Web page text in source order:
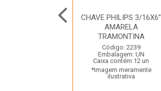
CHAVE PHILIPS 3/16X6”
AMARELA
TRAMONTINA
Código: 2239
Embalagem: UN
Caixa contém 12 un
*Imagem meramente
ilustrativa